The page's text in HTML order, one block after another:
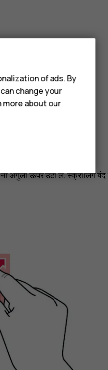
अंगुली ऊपर उठा लें. स्क्रॉलिंग
of ads. By
change your
more about our